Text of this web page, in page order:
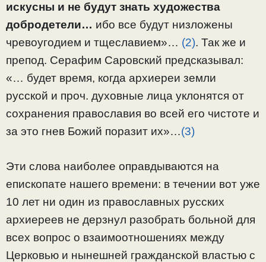
искусны и не будут знать художества
добродетели… ибо все будут низложены
чревоугодием и тщеславием»… (2). Так же и
препод. Серафим Саровский предсказывал:
«… будет время, когда архиереи земли
русской и проч. духовные лица уклонятся от
сохранения православия во всей его чистоте и
за это гнев Божий поразит их»…(3)
Эти слова наиболее оправдываются на
епископате нашего времени: в течении вот уже
10 лет ни один из православных русских
архиереев не дерзнул разобрать больной для
всех вопрос о взаимоотношениях между
Церковью и нынешней гражданской властью с